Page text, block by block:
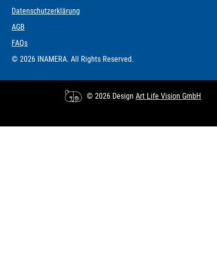
Datenschutzerklärung
AGB
FAQs
© 2026 INAMERA. All Rights Reserved.
© 2026 DesignArt Life Vision GmbH